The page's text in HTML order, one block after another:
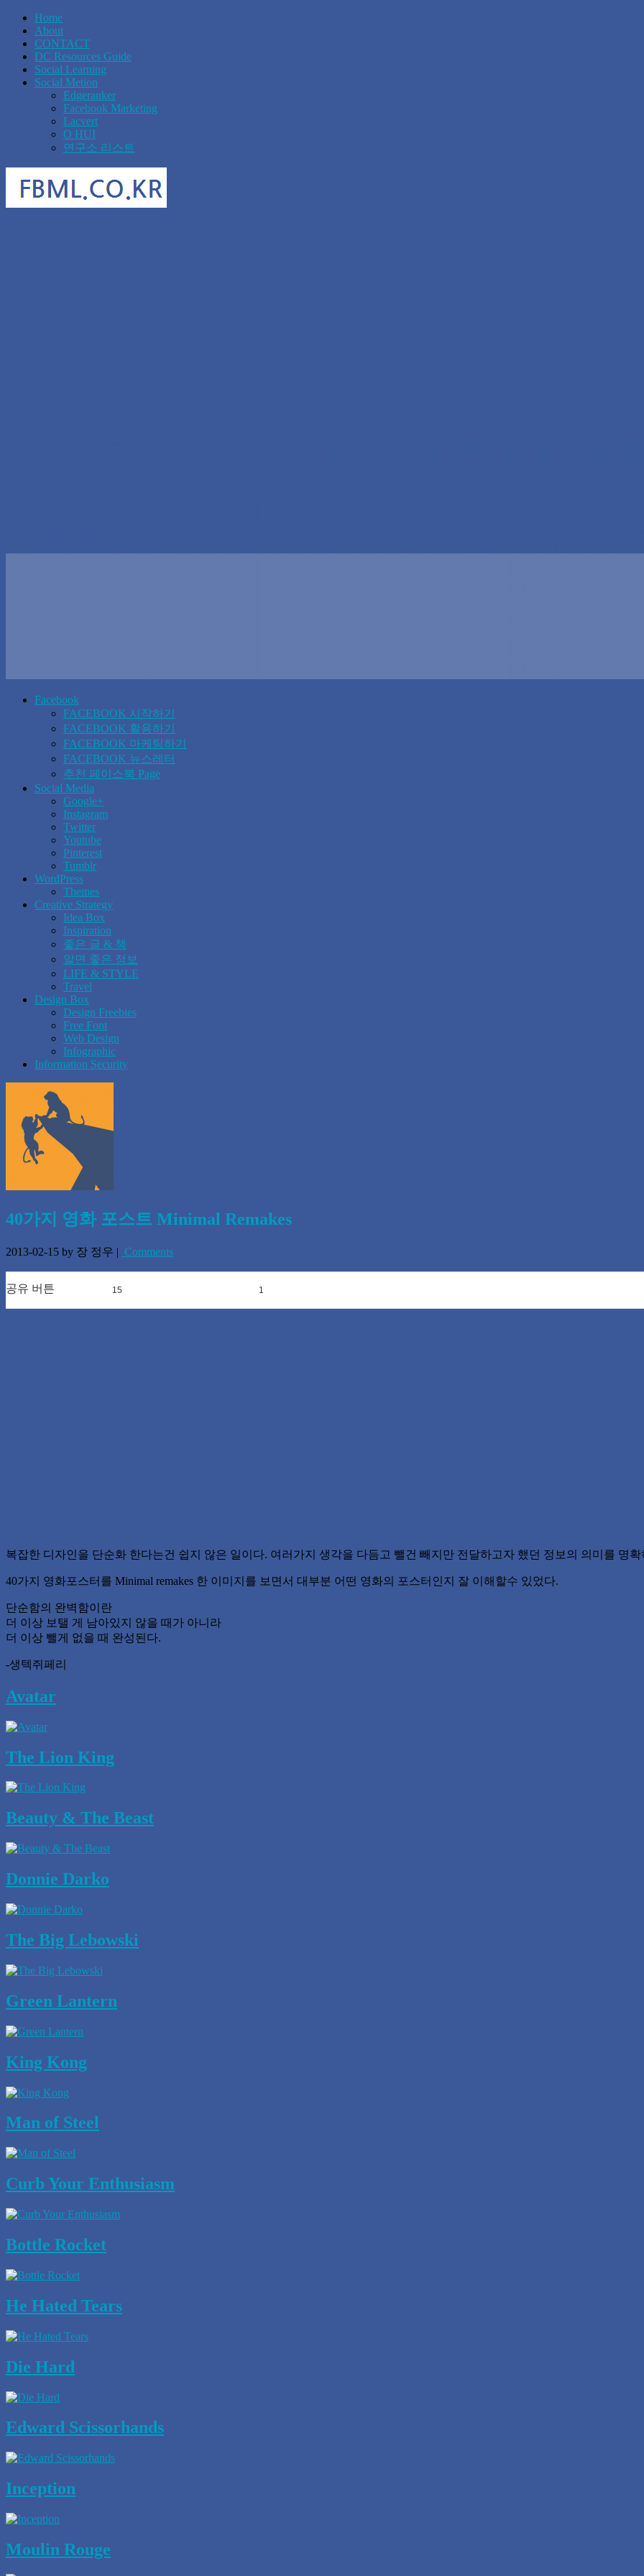
Home
About
CONTACT
DC Resources Guide
Social Learning
Social Metion
Edgeranker
Facebook Marketing
Lacvert
O HUI
연구소 리스트
Facebook
FACEBOOK 시작하기
FACEBOOK 활용하기
FACEBOOK 마케팅하기
FACEBOOK 뉴스레터
추천 페이스북 Page
Social Media
Google+
Instagram
Twitter
Youtube
Pinterest
Tumblr
WordPress
Themes
Creative Strategy
Idea Box
Inspiration
좋은 글 & 책
알면 좋은 정보
LIFE & STYLE
Travel
Design Box
Design Freebies
Free Font
Web Design
Infographic
Information Security
40가지 영화 포스트 Minimal Remakes
2013-02-15 by 장 정우 | Comments
공유 버튼 15 1
복잡한 디자인을 단순화 한다는건 쉽지 않은 일이다. 여러가지 생각을 다듬고 뺄건 빼지만 전달하고자 했던 정보의 의미를 명
40가지 영화포스터를 Minimal remakes 한 이미지를 보면서 대부분 어떤 영화의 포스터인지 잘 이해할수 있었다.
단순함의 완벽함이란
더 이상 보탤 게 남아있지 않을 때가 아니라
더 이상 뺄게 없을 때 완성된다.
-생텍쥐페리
Avatar
The Lion King
Beauty & The Beast
Donnie Darko
The Big Lebowski
Green Lantern
King Kong
Man of Steel
Curb Your Enthusiasm
Bottle Rocket
He Hated Tears
Die Hard
Edward Scissorhands
Inception
Moulin Rouge